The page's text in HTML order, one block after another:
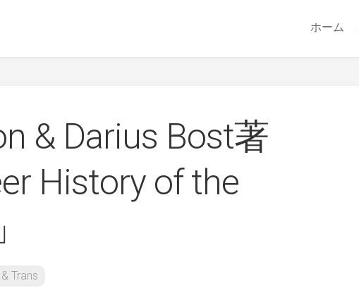
ホーム
& Darius Bost著
History of the
Trans